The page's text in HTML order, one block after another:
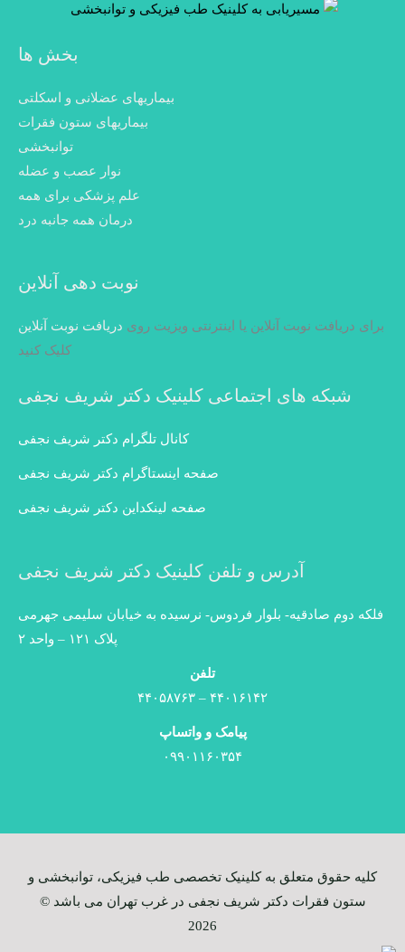
بخش ها
بیماریهای عضلانی و اسکلتی
بیماریهای ستون فقرات
توانبخشی
نوار عصب و عضله
علم پزشکی برای همه
درمان همه جانبه درد
نوبت دهی آنلاین
برای دریافت نوبت آنلاین یا اینترنتی ویزیت روی دریافت نوبت آنلاین
کلیک کنید
شبکه های اجتماعی کلینیک دکتر شریف نجفی
کانال تلگرام دکتر شریف نجفی
صفحه اینستاگرام دکتر شریف نجفی
صفحه لینکداین دکتر شریف نجفی
آدرس و تلفن کلینیک دکتر شریف نجفی
فلکه دوم صادقیه- بلوار فردوس- نرسیده به خیابان سلیمی جهرمی
پلاک ۱۲۱ – واحد ۲
تلفن
۴۴۰۱۶۱۴۲ – ۴۴۰۵۸۷۶۳
پیامک و واتساپ
۰۹۹۰۱۱۶۰۳۵۴
کلیه حقوق متعلق به کلینیک تخصصی طب فیزیکی، توانبخشی و
ستون فقرات​ دکتر شریف نجفی در غرب تهران می باشد ©
2026